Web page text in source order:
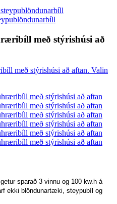
með stýrishúsi að
sparað 3 vinnu og 100 kw.h á
ekki blöndunartæki, steypubíl og